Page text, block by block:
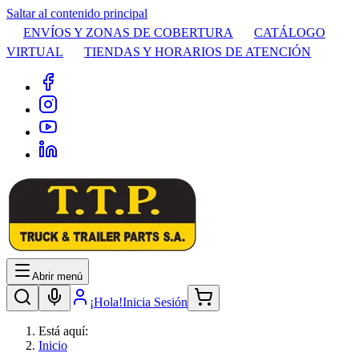
Saltar al contenido principal
ENVÍOS Y ZONAS DE COBERTURA
CATÁLOGO
VIRTUAL
TIENDAS Y HORARIOS DE ATENCIÓN
Abrir menú
¡Hola!Inicia Sesión
Está aquí:
Inicio